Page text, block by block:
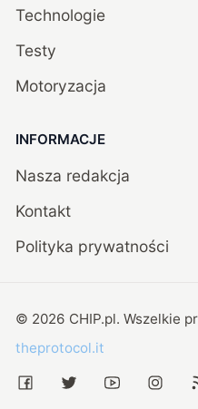
Technologie
Testy
Motoryzacja
INFORMACJE
Nasza redakcja
Kontakt
Polityka prywatności
© 2026 CHIP.pl. Wszelkie
theprotocol.it